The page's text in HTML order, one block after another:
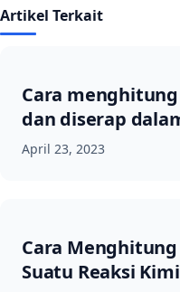
Artikel Terkait
Cara
dan diserap
April 23, 2023
Cara
Suatu Reaksi